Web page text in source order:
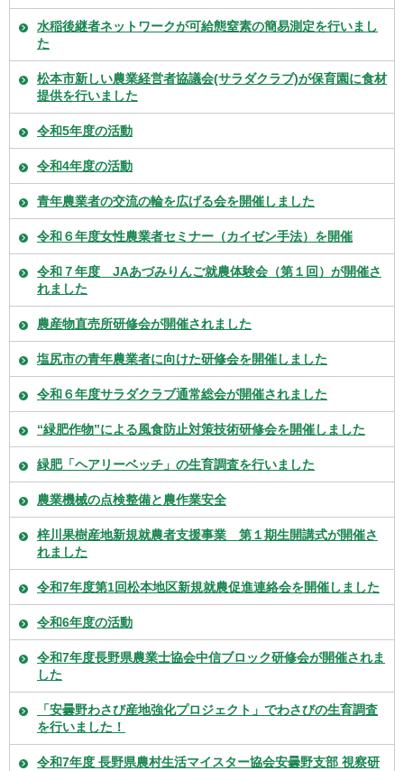
水稲後継者ネットワークが可給態窒素の簡易測定を行いまし
た
松本市新しい農業経営者協議会(サラダクラブ)が保育園に食材
提供を行いました
令和5年度の活動
令和4年度の活動
青年農業者の交流の輪を広げる会を開催しました
令和６年度女性農業者セミナー（カイゼン手法）を開催
令和７年度 JAあづみりんご就農体験会（第１回）が開催さ
れました
農産物直売所研修会が開催されました
塩尻市の青年農業者に向けた研修会を開催しました
令和６年度サラダクラブ通常総会が開催されました
“緑肥作物”による風食防止対策技術研修会を開催しました
緑肥「ヘアリーベッチ」の生育調査を行いました
農業機械の点検整備と農作業安全
梓川果樹産地新規就農者支援事業 第１期生開講式が開催さ
れました
令和7年度第1回松本地区新規就農促進連絡会を開催しました
令和6年度の活動
令和7年度長野県農業士協会中信ブロック研修会が開催されま
した
「安曇野わさび産地強化プロジェクト」でわさびの生育調査
を行いました！
令和7年度 長野県農村生活マイスター協会安曇野支部 視察研